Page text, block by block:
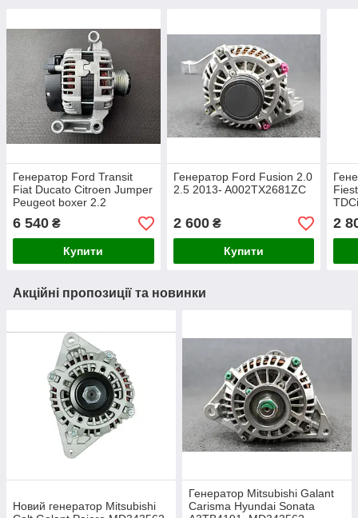
Генератор Ford Transit
Fiat Ducato Citroen Jumper
Peugeot boxer 2.2
6 540 ₴
Купити
Генератор Ford Fusion 2.0
2.5 2013- A002TX2681ZC
2 600₴
Купити
2
Акційні пропозиції та новинки
Новий генератор Mitsubishi
Генератор Mitsubishi Galant
Carisma Hyundai Sonata